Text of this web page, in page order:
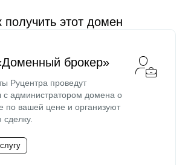
получить этот домен
брокер»
Руцентра проведут
с администратором домена о
по вашей цене и организуют